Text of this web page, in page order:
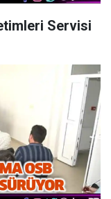
Servisi